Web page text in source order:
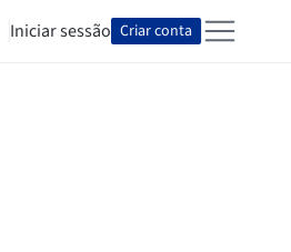
Iniciar sessão Criar conta